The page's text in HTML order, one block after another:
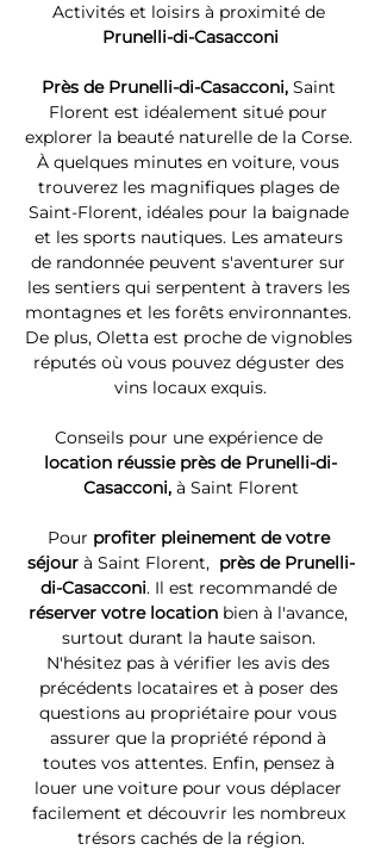
Activités et loisirs à proximité de
Prunelli-di-Casacconi
Près de Prunelli-di-Casacconi, Saint
Florent est idéalement situé pour
explorer la beauté naturelle de la Corse.
À quelques minutes en voiture, vous
trouverez les magnifiques plages de
Saint-Florent, idéales pour la baignade
et les sports nautiques. Les amateurs
de randonnée peuvent s'aventurer sur
les sentiers qui serpentent à travers les
montagnes et les forêts environnantes.
De plus, Oletta est proche de vignobles
réputés où vous pouvez déguster des
vins locaux exquis.
Conseils pour une expérience de
location réussie près de Prunelli-di-
Casacconi, à Saint Florent
Pour profiter pleinement de votre
séjour à Saint Florent, près de Prunelli-
di-Casacconi. Il est recommandé de
réserver votre location bien à l'avance,
surtout durant la haute saison.
N'hésitez pas à vérifier les avis des
précédents locataires et à poser des
questions au propriétaire pour vous
assurer que la propriété répond à
toutes vos attentes. Enfin, pensez à
louer une voiture pour vous déplacer
facilement et découvrir les nombreux
trésors cachés de la région.